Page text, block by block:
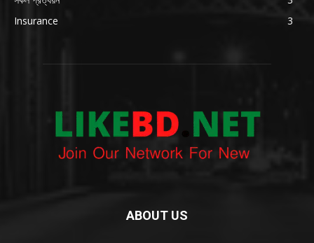
Insurance
3
ABOUT US